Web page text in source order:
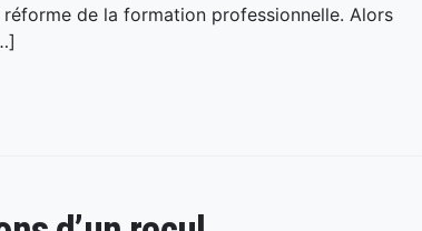
de la formation professionnelle. Alors